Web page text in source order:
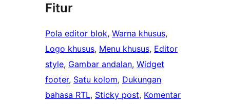
Fitur
Pola editor blok, Warna khusus
Logo khusus, Menu khusus, Editor
style, Gambar andalan, Widget
footer, Satu kolom, Dukungan
bahasa RTL, Sticky post, Komentar